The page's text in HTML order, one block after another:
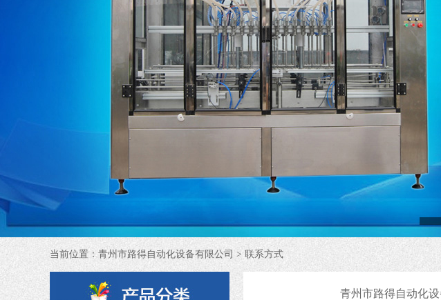
当前位置：青州市路得自动化设备有限公司 > 联系方式
青州市路得自动化设